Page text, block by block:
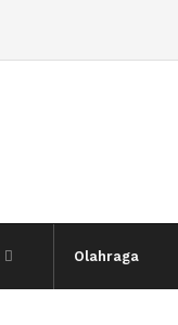
Olahraga